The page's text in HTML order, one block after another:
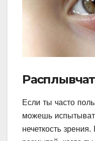
Если ты часто
можешь
нечеткость